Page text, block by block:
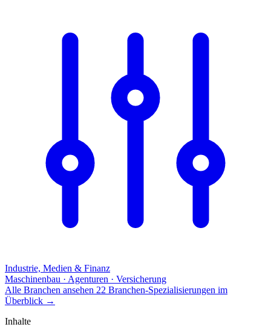
Industrie, Medien & Finanz
Maschinenbau · Agenturen · Versicherung
Alle Branchen ansehen 22 Branchen-Spezialisierungen im
Überblick →
Inhalte